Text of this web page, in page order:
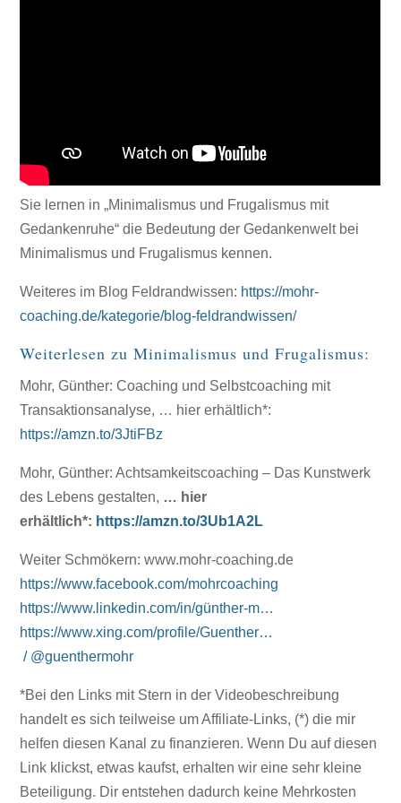
Sie lernen in „Minimalismus und Frugalismus mit
Gedankenruhe“ die Bedeutung der Gedankenwelt bei
Minimalismus und Frugalismus kennen.
Weiteres im Blog Feldrandwissen: https://mohr-
coaching.de/kategorie/blog-feldrandwissen/
Weiterlesen zu Minimalismus und Frugalismus:
Mohr, Günther: Coaching und Selbstcoaching mit
Transaktionsanalyse, … hier erhältlich*:
https://amzn.to/3JtiFBz
Mohr, Günther: Achtsamkeitscoaching – Das Kunstwerk
des Lebens gestalten, … hier
erhältlich*: https://amzn.to/3Ub1A2L
Weiter Schmökern: www.mohr-coaching.de
https://www.facebook.com/mohrcoaching
https://www.linkedin.com/in/günther-m…
https://www.xing.com/profile/Guenther…
/ @guenthermohr
*Bei den Links mit Stern in der Videobeschreibung
handelt es sich teilweise um Affiliate-Links, (*) die mir
helfen diesen Kanal zu finanzieren. Wenn Du auf diesen
Link klickst, etwas kaufst, erhalten wir eine sehr kleine
Beteiligung. Dir entstehen dadurch keine Mehrkosten